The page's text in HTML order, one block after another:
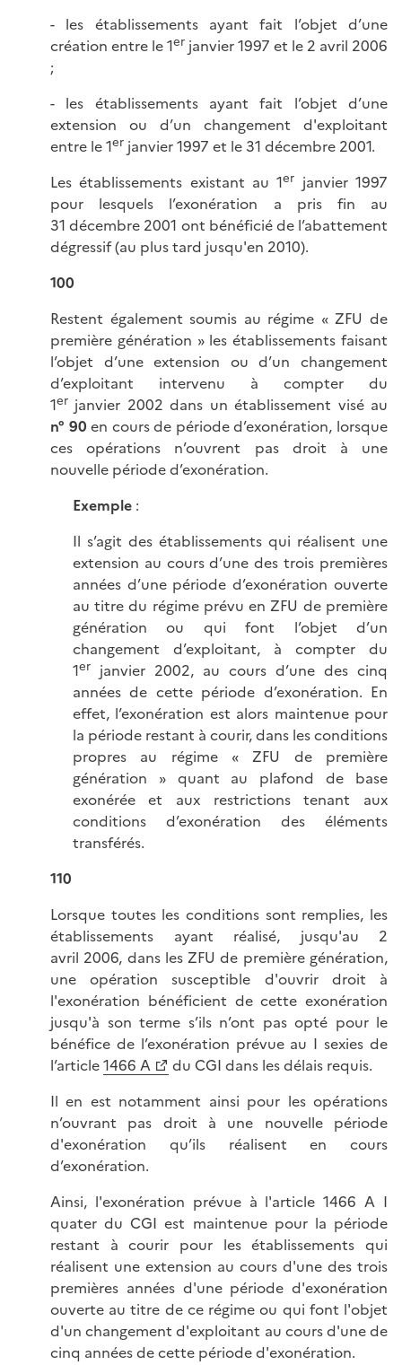
- les établissements ayant fait l’objet d’une
création entre le 1er janvier 1997 et le 2 avril 2006
;
- les établissements ayant fait l’objet d’une
extension ou d’un changement d'exploitant
entre le 1er janvier 1997 et le 31 décembre 2001.
Les établissements existant au 1er janvier 1997
pour lesquels l’exonération a pris fin au
31 décembre 2001 ont bénéficié de l’abattement
dégressif (au plus tard jusqu'en 2010).
100
Restent également soumis au régime « ZFU de
première génération » les établissements faisant
l’objet d’une extension ou d’un changement
d’exploitant intervenu à compter du
1er janvier 2002 dans un établissement visé au
n° 90 en cours de période d’exonération, lorsque
ces opérations n’ouvrent pas droit à une
nouvelle période d’exonération.
Exemple:
Il s’agit des établissements qui réalisent une
extension au cours d’une des trois premières
années d’une période d’exonération ouverte
au titre du régime prévu en ZFU de première
génération ou qui font l’objet d’un
changement d’exploitant, à compter du
1er janvier 2002, au cours d’une des cinq
années de cette période d’exonération. En
effet, l’exonération est alors maintenue pour
la période restant à courir, dans les conditions
propres au régime « ZFU de première
génération » quant au plafond de base
exonérée et aux restrictions tenant aux
conditions d’exonération des éléments
transférés.
110
Lorsque toutes les conditions sont remplies, les
établissements ayant réalisé, jusqu'au 2
avril 2006, dans les ZFU de première génération,
une opération susceptible d'ouvrir droit à
l'exonération bénéficient de cette exonération
jusqu'à son terme s’ils n’ont pas opté pour le
bénéfice de l’exonération prévue au I sexies de
l’article1466 A
du CGI dans les délais requis.
Il en est notamment ainsi pour les opérations
n’ouvrant pas droit à une nouvelle période
d'exonération qu’ils réalisent en cours
d’exonération.
Ainsi, l'exonération prévue à l'article 1466 A I
quater du CGI est maintenue pour la période
restant à courir pour les établissements qui
réalisent une extension au cours d'une des trois
premières années d'une période d'exonération
ouverte au titre de ce régime ou qui font l'objet
d'un changement d'exploitant au cours d'une de
cinq années de cette période d'exonération.